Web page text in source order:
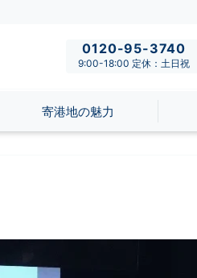
0120-95-3740
9:00-18:00 定休：土日祝
寄港地の魅力